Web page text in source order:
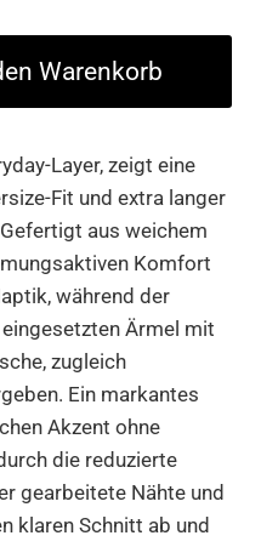
Warenkorb
Layer, zeigt eine
Fit und extra langer
aus weichem
Komfort
während der
Ärmel mit
zugleich
Ein markantes
Akzent ohne
die reduzierte
gearbeitete Nähte und
klaren Schnitt ab und